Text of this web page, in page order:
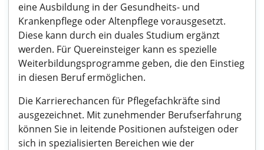
eine Ausbildung in der Gesundheits- und
Krankenpflege oder Altenpflege vorausgesetzt.
Diese kann durch ein duales Studium ergänzt
werden. Für Quereinsteiger kann es spezielle
Weiterbildungsprogramme geben, die den Einstieg
in diesen Beruf ermöglichen.
Die Karrierechancen für Pflegefachkräfte sind
ausgezeichnet. Mit zunehmender Berufserfahrung
können Sie in leitende Positionen aufsteigen oder
sich in spezialisierten Bereichen wie der